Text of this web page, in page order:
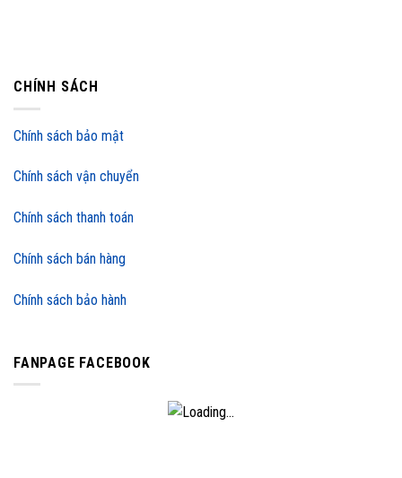
CHÍNH SÁCH
Chính sách bảo mật
Chính sách vận chuyển
Chính sách thanh toán
Chính sách bán hàng
Chính sách bảo hành
FANPAGE FACEBOOK